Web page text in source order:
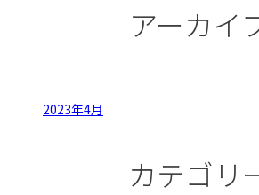
アーカイ
2023年4月
カテゴリ